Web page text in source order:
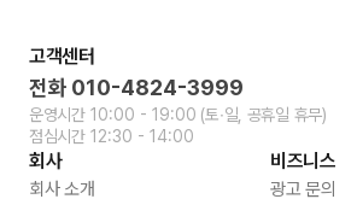
고객센터
전화 010-4824-3999
운영시간 10:00 - 19:00 (토∙일, 공휴일 휴무)
점심시간 12:30 - 14:00
회사
회사 소개
비즈니스
광고 문의